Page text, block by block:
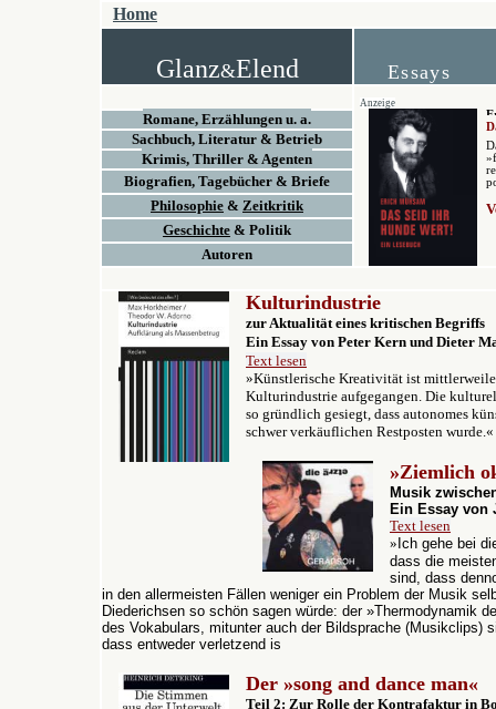
Home
Glanz&Elend Essays
Anzeige
Romane, Erzählungen u. a.
Sachbuch, Literatur & Betrieb
Krimis, Thriller & Agenten
Biografien, Tagebücher & Briefe
Philosophie & Zeitkritik
Geschichte & Politik
Autoren
Kulturindustrie
zur Aktualität eines kritischen Begriffs
Ein Essay von Peter Kern und Dieter
Text lesen
»Künstlerische Kreativität ist
Kulturindustrie aufgegangen. Die
so gründlich gesiegt, dass autonomes
schwer verkäuflichen Restposten wurde.«
»Ziemlich
Musik
Ein Essay von
Text lesen
» Ich gehe bei
dass die
sind, dass
in den allermeisten Fällen weniger ein Problem der Musik
Diederichsen so schön sagen würde: der »Thermodynamik
des Vokabulars, mitunter auch der Bildsprache (Musikclips)
dass entweder verletzend is
Der »song and dance man«
Teil 2: Zur Rolle der Kontrafaktur in